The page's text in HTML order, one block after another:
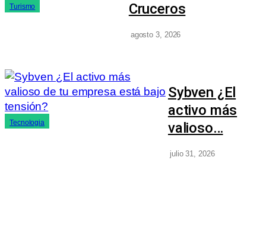
Turismo
Cruceros
agosto 3, 2026
Tecnologia
Sybven ¿El
activo más
valioso…
julio 31, 2026